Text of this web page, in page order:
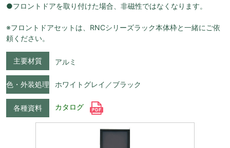
●フロントドアを取り付けた場合、非磁性ではなくなります。
※フロントドアセットは、RNCシリーズラック本体枠と一緒にご依
頼ください。
主要材質 アルミ
色・外装処理 ホワイトグレイ／ブラック
各種資料 カタログ